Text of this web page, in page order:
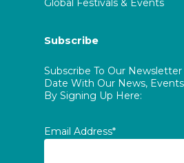
Subscribe
Subscribe To Our
Date With Our News,
By Signing Up Here:
Email Address*